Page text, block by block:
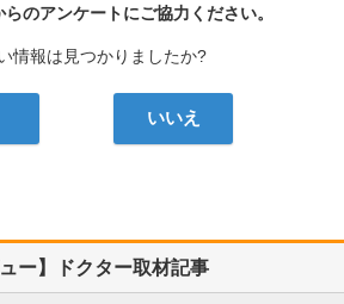
院なび
らのアンケートにご協力ください。
情報は見つかりましたか?
いいえ
ー】ドクター取材記事